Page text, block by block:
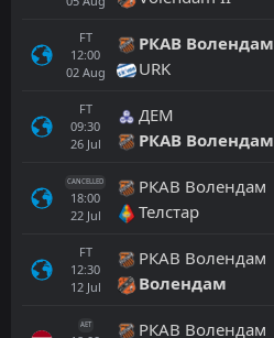
FT
12:00
02 Aug
РКАВ Волендам
URK
FT
09:30
26 Jul
ДЕМ
РКАВ Волендам
CANCELLED
18:00
22 Jul
РКАВ Волендам
Телстар
FT
12:30
12 Jul
РКАВ Волендам
Волендам
AET
РКАВ Волендам